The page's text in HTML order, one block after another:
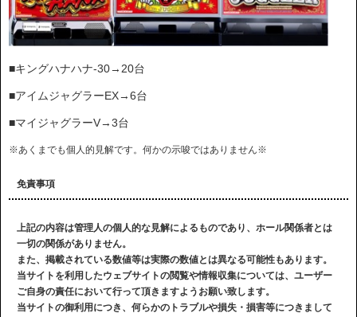
■キングハナハナ-30→20台
■アイムジャグラーEX→6台
■マイジャグラーV→3台
※あくまでも個人的見解です。何かの示唆ではありません※
免責事項
上記の内容は管理人の個人的な見解によるものであり、ホール関係者とは
一切の関係がありません。
また、掲載されている数値等は実際の数値とは異なる可能性もあります。
当サイトを利用したウェブサイトの閲覧や情報収集については、ユーザー
ご自身の責任において行って頂きますようお願い致します。
当サイトの御利用につき、何らかのトラブルや損失・損害等につきまして